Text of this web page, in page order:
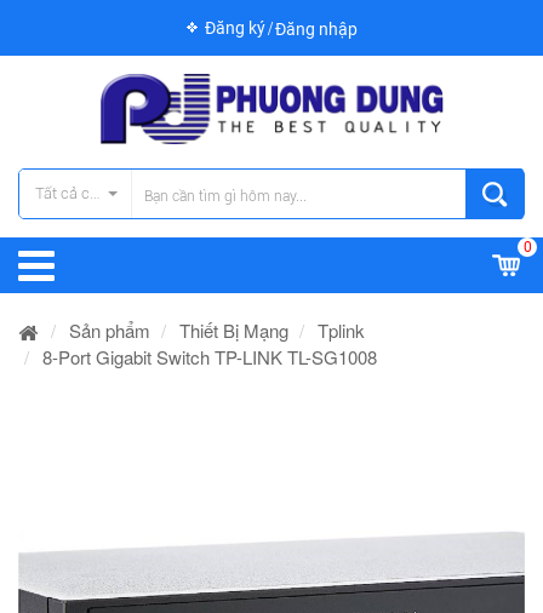
Đăng ký Đăng nhập
Tất cả các danh mục
0
Sản phẩm Thiết Bị Mạng
Tplink
8-Port Gigabit Switch TP-LINK TL-SG1008